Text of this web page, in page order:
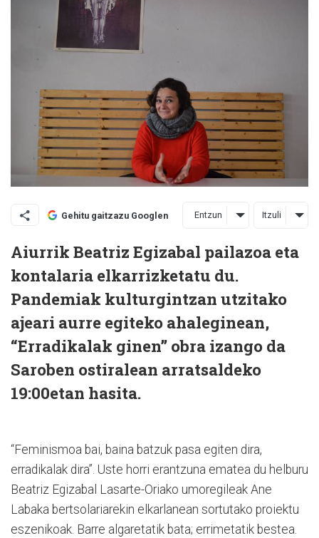
Gehitu gaitzazu Googlen Entzun Itzuli
Aiurrik Beatriz Egizabal pailazoa eta
kontalaria elkarrizketatu du.
Pandemiak kulturgintzan utzitako
ajeari aurre egiteko ahaleginean,
“Erradikalak ginen” obra izango da
Saroben ostiralean arratsaldeko
19:00etan hasita.
“Feminismoa bai, baina batzuk pasa egiten dira,
erradikalak dira”. Uste horri erantzuna ematea du helburu
Beatriz Egizabal Lasarte-Oriako umoregileak Ane
Labaka bertsolariarekin elkarlanean sortutako proiektu
eszenikoak. Barre algaretatik bata; errimetatik bestea.